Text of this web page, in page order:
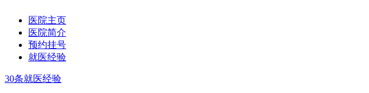
医院主页
医院简介
预约挂号
就医经验
30条就医经验